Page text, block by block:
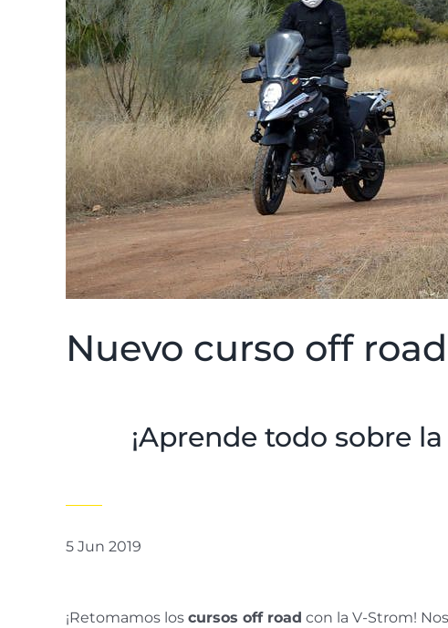
Nuevo curso off
¡Aprende todo sobre
5 Jun 2019
¡Retomamos los cursos off road con la V-Strom!